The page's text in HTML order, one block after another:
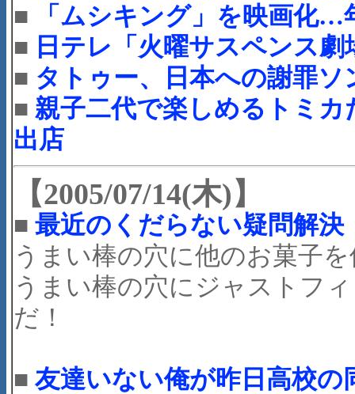
■
「ムシキング」を映画化
■ 日テレ「火曜サスペンス
■ タトゥー、日本への謝罪
■ 親子二代で楽しめるトミ
出店
【2005/07/14(木)】
■ 最近のくだらない疑問解決
うまい棒の穴に他のお菓子
うまい棒の穴にジャストフ
だ！
■ 友達いない俺が昨日高校の